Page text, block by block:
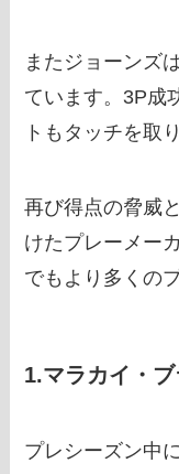
またジョーンズ
ています。3P成
トもタッチを取
再び得点の脅威
けたプレーメー
でもより多くの
1.マラカイ・
プレシーズン中